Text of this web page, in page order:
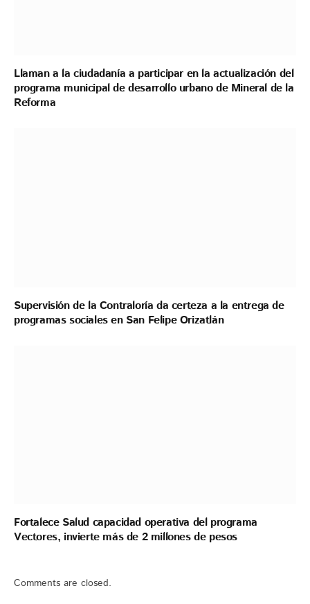
Llaman a la ciudadanía a participar en la actualización del
programa municipal de desarrollo urbano de Mineral de la
Reforma
Supervisión de la Contraloría da certeza a la entrega de
programas sociales en San Felipe Orizatlán
Fortalece Salud capacidad operativa del programa
Vectores, invierte más de 2 millones de pesos
Comments are closed.